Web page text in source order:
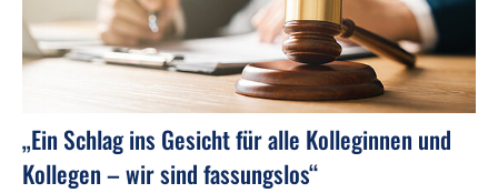
„Ein Schlag ins Gesicht für alle Kolleginnen und
Kollegen – wir sind fassungslos“